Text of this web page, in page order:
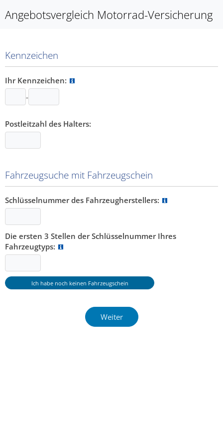
Angebotsvergleich Motorrad-Versicherung
Kennzeichen
Ihr Kennzeichen:
-
Postleitzahl des Halters:
Fahrzeugsuche mit Fahrzeugschein
Schlüsselnummer des Fahrzeugherstellers:
Die ersten 3 Stellen der Schlüsselnummer Ihres
Fahrzeugtyps: